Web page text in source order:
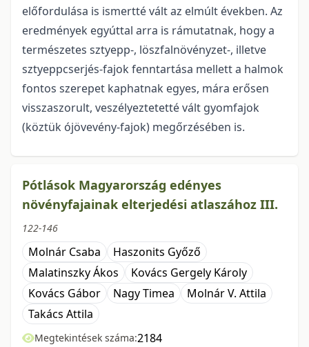
előfordulása is ismertté vált az elmúlt években. Az
eredmények egyúttal arra is rámutatnak, hogy a
természetes sztyepp-, löszfalnövényzet-, illetve
sztyeppcserjés-fajok fenntartása mellett a halmok
fontos szerepet kaphatnak egyes, mára erősen
visszaszorult, veszélyeztetetté vált gyomfajok
(köztük ójövevény-fajok) megőrzésében is.
Pótlások Magyarország edényes
növényfajainak elterjedési atlaszához III.
122-146
Molnár Csaba
Haszonits Győző
Malatinszky Ákos
Kovács Gergely Károly
Kovács Gábor
Nagy Timea
Molnár V. Attila
Takács Attila
Megtekintések száma:2184